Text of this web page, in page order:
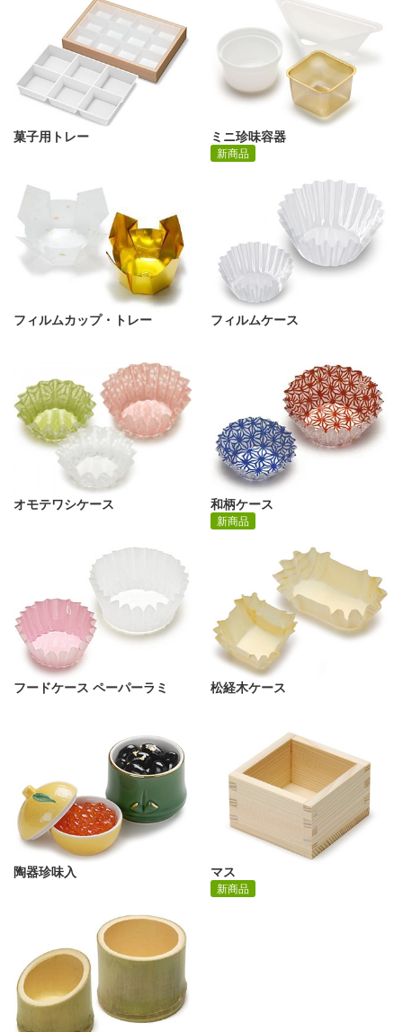
菓子用トレー ミニ珍味容器
新商品
フィルムカップ・トレー フィルムケース
オモテワシケース 和柄ケース
新商品
フードケース ペーパーラミ 松経木ケース
陶器珍味入 マス
新商品